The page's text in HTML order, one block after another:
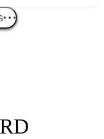
ド──社会